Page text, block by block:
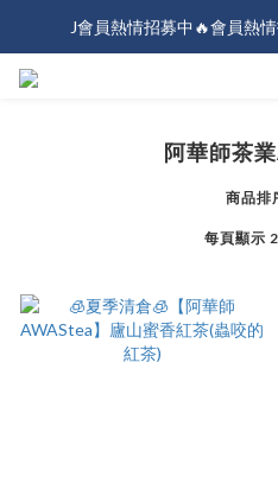
J會員熱情招募中🔥會員熱
J會員熱情招募中🔥會員熱
阿華師茶
商品排
每頁顯示